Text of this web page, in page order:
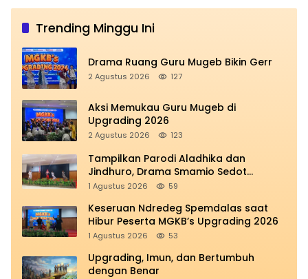
Trending Minggu Ini
Drama Ruang Guru Mugeb Bikin Gerr
2 Agustus 2026 127
Aksi Memukau Guru Mugeb di
Upgrading 2026
2 Agustus 2026 123
Tampilkan Parodi Aladhika dan
Jindhuro, Drama Smamio Sedot
Perhatian di MGKB Upgrading 2026
1 Agustus 2026 59
Keseruan Ndredeg Spemdalas saat
Hibur Peserta MGKB’s Upgrading 2026
1 Agustus 2026 53
Upgrading, Imun, dan Bertumbuh
dengan Benar